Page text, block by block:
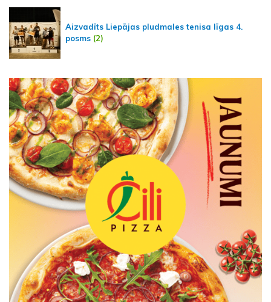
Aizvadīts Liepājas pludmales tenisa līgas 4.
posms (2)